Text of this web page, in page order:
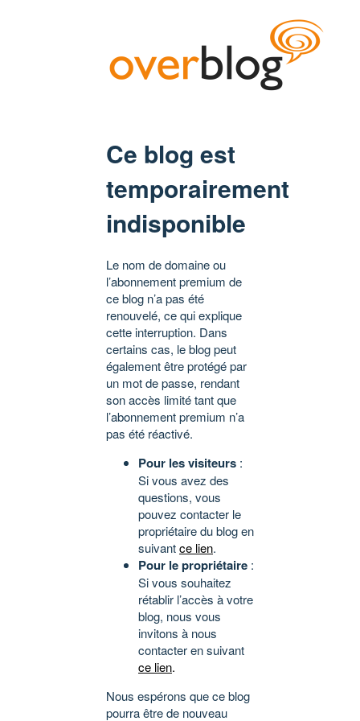
Ce blog est
temporairement
indisponible
Le nom de domaine ou
l’abonnement premium de
ce blog n’a pas été
renouvelé, ce qui explique
cette interruption. Dans
certains cas, le blog peut
également être protégé par
un mot de passe, rendant
son accès limité tant que
l’abonnement premium n’a
pas été réactivé.
Pour les visiteurs :
Si vous avez des
questions, vous
pouvez contacter le
propriétaire du blog en
suivantce lien.
Pour le propriétaire :
Si vous souhaitez
rétablir l’accès à votre
blog, nous vous
invitons à nous
contacter en suivant
ce lien.
Nous espérons que ce blog
pourra être de nouveau